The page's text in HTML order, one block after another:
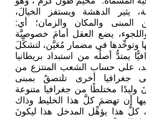
يثير الدهشة ويستفز الخيالَ،
المبنى والمكان والزمان؛ أي:
واللجوء، يضع العقل أمامَ خصوصيَّة
وتوحِّدها في مضمار مُعَيَّن، لتشكِّلَ
يمتدُّ أصلُه من استبداد بريطانيا
على حساب الشعب المنتزع من
جغرافيا أخرى تلتصقُ بمبنى
وليدًا مختلطًا من جغرافيا متنوعة
أن تهضمَ كلَّ هذا الخليط وذاك
كلُّ هذا يؤهِّل المدخل هذا ليكونَ